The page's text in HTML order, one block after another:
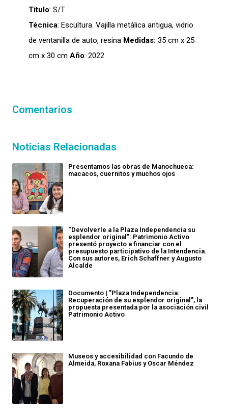
Título: S/T
Técnica: Escultura. Vajilla metálica antigua, vidrio
de ventanilla de auto, resina Medidas: 35 cm x 25
cm x 30 cm Año: 2022
Comentarios
Noticias Relacionadas
Presentamos las obras de Manochueca:
macacos, cuernitos y muchos ojos
“Devolverle a la Plaza Independencia su
esplendor original”: Patrimonio Activo
presentó proyecto a financiar con el
presupuesto participativo de la Intendencia.
Con sus autores, Erich Schaffner y Augusto
Alcalde
Documento | "Plaza Independencia:
Recuperación de su esplendor original", la
propuesta presentada por la asociación civil
Patrimonio Activo
Museos y accesibilidad con Facundo de
Almeida, Roxana Fabius y Oscar Méndez